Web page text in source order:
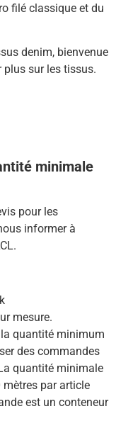
filé classique et du
denim, bienvenue
plus sur les tissus.
minimale
pour les
informer à
mesure.
quantité minimum
des commandes
quantité minimale
par article
est un conteneur